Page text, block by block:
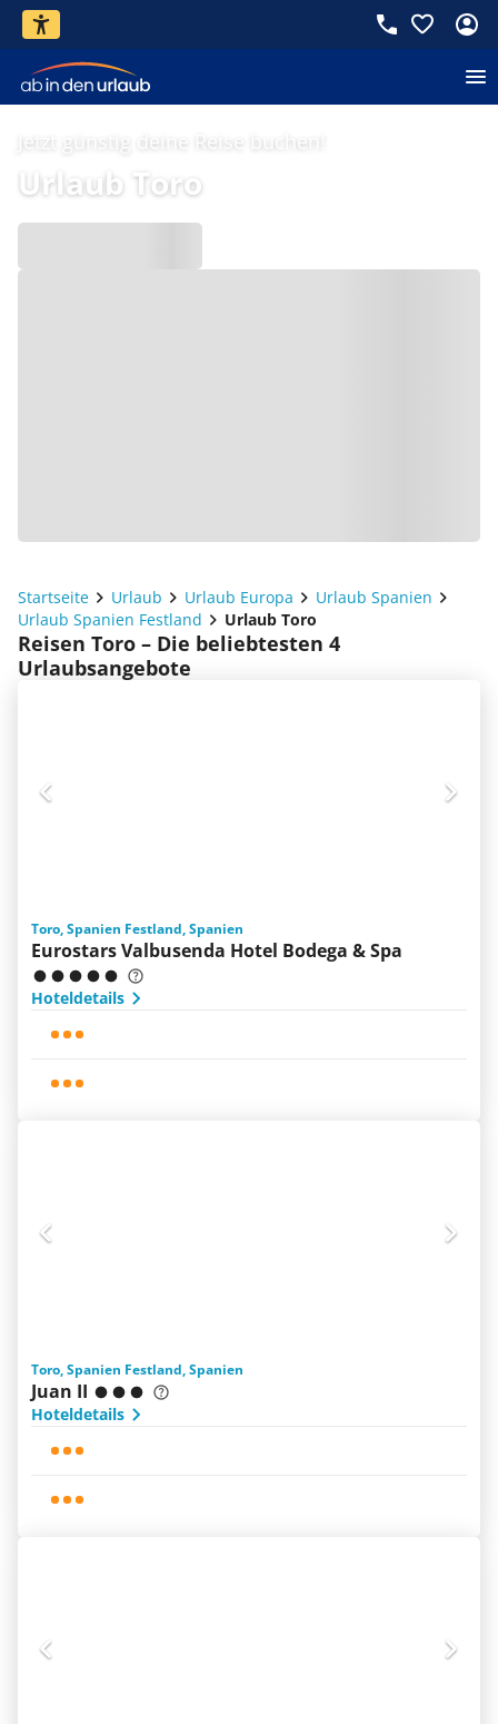
Jetzt günstig deine Reise buchen!
Urlaub Toro
Startseite Urlaub Urlaub Europa
Urlaub Spanien
Urlaub Spanien Festland
Urlaub Toro
Reisen Toro – Die beliebtesten 4
Urlaubsangebote
Toro, Spanien Festland, Spanien
Eurostars Valbusenda Hotel Bodega & Spa
Hoteldetails
Toro, Spanien Festland, Spanien
Juan II
Hoteldetails